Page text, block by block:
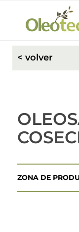
< volver
ZONA DE